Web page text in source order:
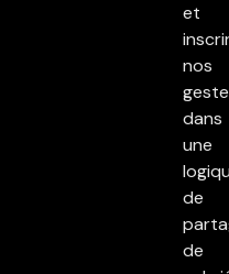
et
nos
dans
une
de
de